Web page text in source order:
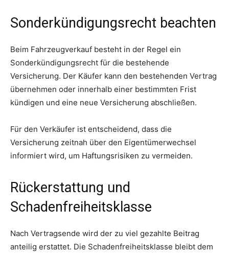
Sonderkündigungsrecht beachten
Beim Fahrzeugverkauf besteht in der Regel ein
Sonderkündigungsrecht für die bestehende
Versicherung. Der Käufer kann den bestehenden Vertrag
übernehmen oder innerhalb einer bestimmten Frist
kündigen und eine neue Versicherung abschließen.
Für den Verkäufer ist entscheidend, dass die
Versicherung zeitnah über den Eigentümerwechsel
informiert wird, um Haftungsrisiken zu vermeiden.
Rückerstattung und
Schadenfreiheitsklasse
Nach Vertragsende wird der zu viel gezahlte Beitrag
anteilig erstattet. Die Schadenfreiheitsklasse bleibt dem